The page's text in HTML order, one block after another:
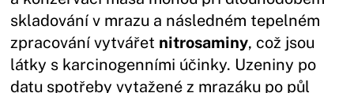
skladování v mrazu a následném tepelném
zpracování vytvářet nitrosaminy, což jsou
látky s karcinogenními účinky. Uzeniny po
datu spotřeby vytažené z mrazáku po půl